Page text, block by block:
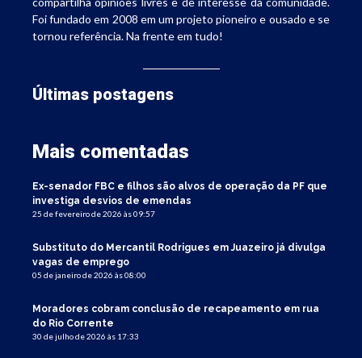
Foi fundado em 2008 em um projeto pioneiro e ousado e se
tornou referência. Na frente em tudo!
Últimas postagens
Mais comentadas
Ex-senador FBC e filhos são alvos de operação da PF que
investiga desvios de emendas
25 de fevereiro de 2026 às 09:57
Substituto do Mercantil Rodrigues em Juazeiro já divulga
vagas de emprego
05 de janeiro de 2026 às 08:00
Moradores cobram conclusão de recapeamento em rua
do Rio Corrente
30 de julho de 2026 às 17:33